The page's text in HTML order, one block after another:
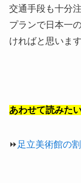
交通手段も十分
プランで日本一
ければと思います
あわせて読みた
⏩ 足立美術館の